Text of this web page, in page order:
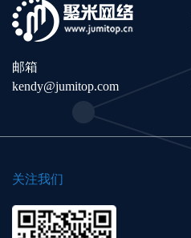
邮箱
kendy@jumitop.com
关注我们